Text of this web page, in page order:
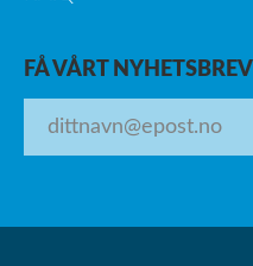
FÅ VÅRT NYHETSBREV